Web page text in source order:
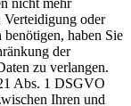
Verteidigung oder
haben Sie
der
zu verlangen.
Abs. 1 DSGVO
Ihren und